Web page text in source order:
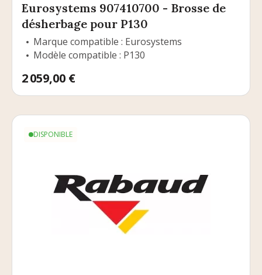
Eurosystems 907410700 - Brosse de
désherbage pour P130
Marque compatible : Eurosystems
Modèle compatible : P130
Prix
2 059,00 €
DISPONIBLE